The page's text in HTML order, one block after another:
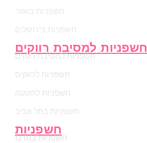
חשפניות באזור
חשפניות בירושלים
חשפניות למסיבת רווקים
חשפניות למסיבת רווקים
חשפניות לרווקים
חשפניות להזמנה
חשפניות בתל אביב
חשפניות
חשפניות במרכז